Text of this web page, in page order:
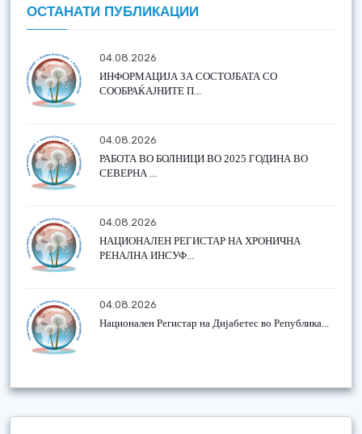
ОСТАНАТИ ПУБЛИКАЦИИ
04.08.2026
ИНФОРМАЦИЈА ЗА СОСТОЈБАТА СО
СООБРАЌАЈНИТЕ П...
04.08.2026
РАБОТА ВО БОЛНИЦИ ВО 2025 ГОДИНА ВО
СЕВЕРНА ...
04.08.2026
НАЦИОНАЛЕН РЕГИСТАР НА ХРОНИЧНА
РЕНАЛНА ИНСУФ...
04.08.2026
Национален Регистар на Дијабетес во Република...